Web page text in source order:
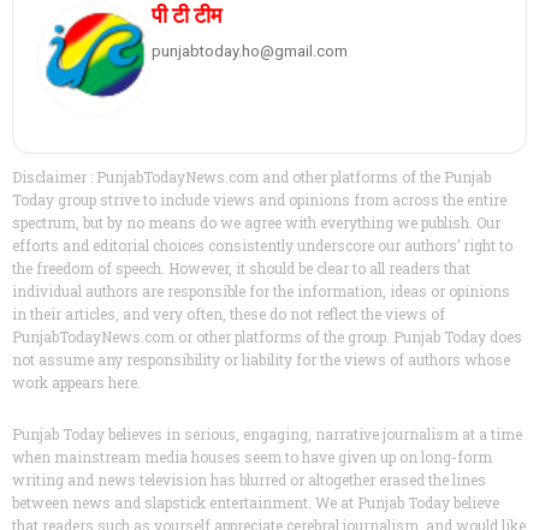
पी टी टीम
punjabtoday.ho@gmail.com
Disclaimer : PunjabTodayNews.com and other platforms of the Punjab
Today group strive to include views and opinions from across the entire
spectrum, but by no means do we agree with everything we publish. Our
efforts and editorial choices consistently underscore our authors’ right to
the freedom of speech. However, it should be clear to all readers that
individual authors are responsible for the information, ideas or opinions
in their articles, and very often, these do not reflect the views of
PunjabTodayNews.com or other platforms of the group. Punjab Today does
not assume any responsibility or liability for the views of authors whose
work appears here.
Punjab Today believes in serious, engaging, narrative journalism at a time
when mainstream media houses seem to have given up on long-form
writing and news television has blurred or altogether erased the lines
between news and slapstick entertainment. We at Punjab Today believe
that readers such as yourself appreciate cerebral journalism, and would like